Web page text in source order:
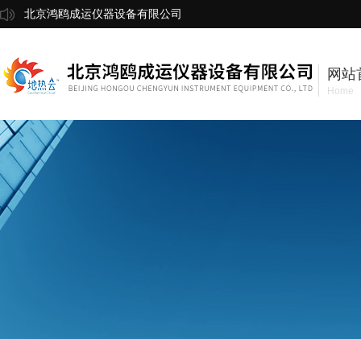
北京鸿鸥成运仪器设备有限公司
网站
Home